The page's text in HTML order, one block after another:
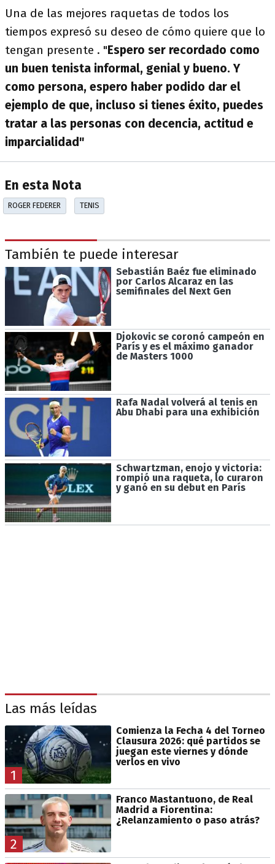
Una de las mejores raquetas de todos los
tiempos expresó su deseo de cómo quiere que lo
tengan presente . "Espero ser recordado como
un buen tenista informal, genial y bueno. Y
como persona, espero haber podido dar el
ejemplo de que, incluso si tienes éxito, puedes
tratar a las personas con decencia, actitud e
imparcialidad"
En esta Nota
ROGER FEDERER TENIS
También te puede interesar
Sebastián Baéz fue eliminado
por Carlos Alcaraz en las
semifinales del Next Gen
Djokovic se coronó campeón en
París y es el máximo ganador
de Masters 1000
Rafa Nadal volverá al tenis en
Abu Dhabi para una exhibición
Schwartzman, enojo y victoria:
rompió una raqueta, lo curaron
y ganó en su debut en París
Las más leídas
1
Comienza la Fecha 4 del Torneo
Clausura 2026: qué partidos se
juegan este viernes y dónde
verlos en vivo
2
Franco Mastantuono, de Real
Madrid a Fiorentina:
¿Relanzamiento o paso atrás?